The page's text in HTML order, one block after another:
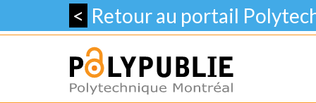
< Retour au portail